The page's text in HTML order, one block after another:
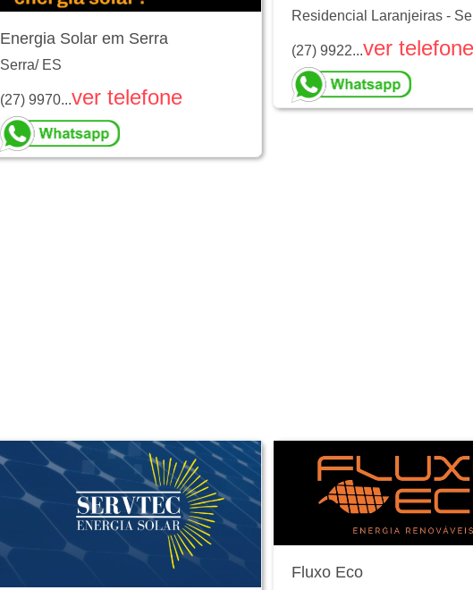
Energia Solar em Serra
Serra/ ES
(27) 9970...ver telefone
Residencial Laranjeiras -
(27) 9922...ver telefone
Fluxo Eco